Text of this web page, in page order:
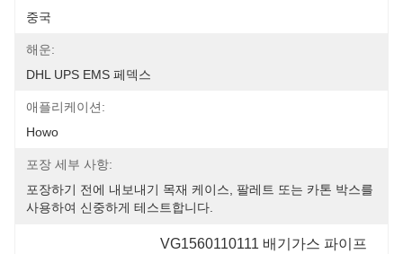
중국
해운:
DHL UPS EMS 페덱스
애플리케이션:
Howo
포장 세부 사항:
포장하기 전에 내보내기 목재 케이스, 팔레트 또는 카톤 박스를
사용하여 신중하게 테스트합니다.
VG1560110111 배기가스 파이프